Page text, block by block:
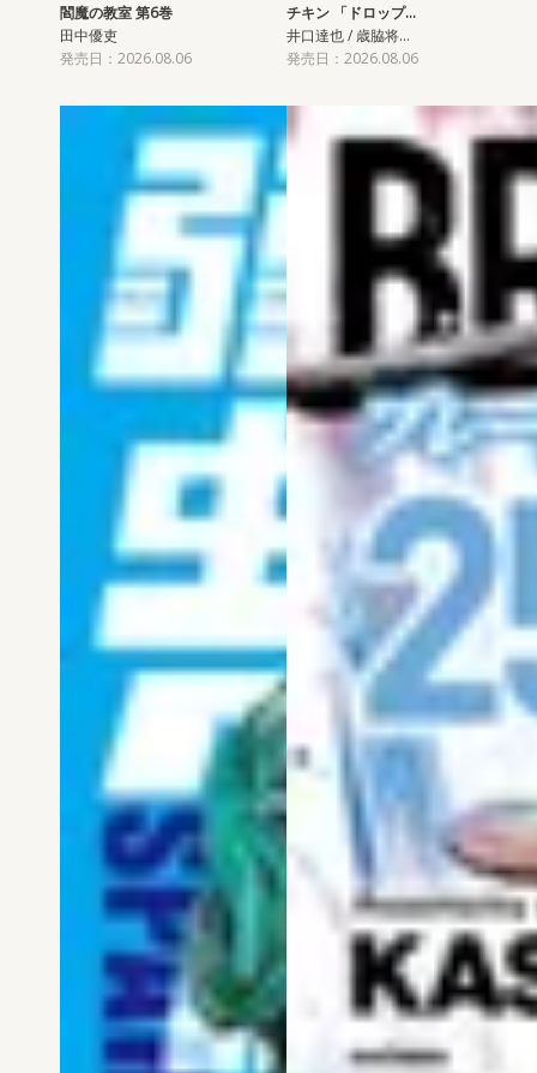
閻魔の教室 第6巻
田中優吏
発売日：2026.08.06
チキン 「ドロップ…
井口達也 / 歳脇将…
発売日：2026.08.06